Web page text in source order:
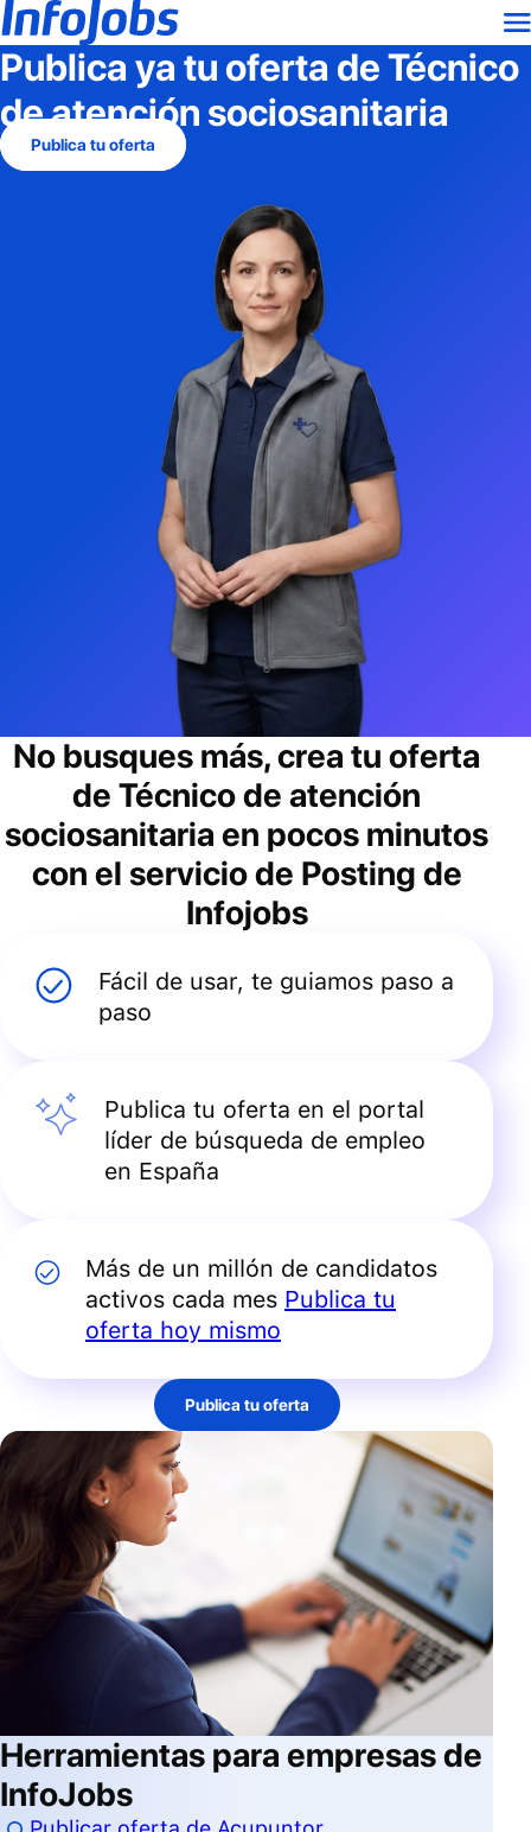
Publica ya tu oferta deTécnico
de atención sociosanitaria
Publica tu oferta
No busques más, crea tu oferta
de Técnico de atención
sociosanitaria en pocos minutos
con el servicio de Posting de
Infojobs
Fácil de usar, te guiamos paso a
paso
Publica tu oferta en el portal
líder de búsqueda de empleo
en España
Más de un millón de candidatos
activos cada mes Publica tu
oferta hoy mismo
Publica tu oferta
Herramientas para empresas de
InfoJobs